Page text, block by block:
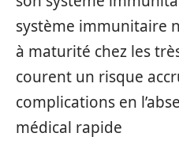
système immunitaire
à maturité chez les
courent un risque
complications en
médical rapide